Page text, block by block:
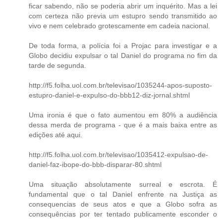
ficar sabendo, não se poderia abrir um inquérito. Mas a lei
com certeza não previa um estupro sendo transmitido ao
vivo e nem celebrado grotescamente em cadeia nacional.
De toda forma, a polícia foi a Projac para investigar e a
Globo decidiu expulsar o tal Daniel do programa no fim da
tarde de segunda.
http://f5.folha.uol.com.br/televisao/1035244-apos-suposto-
estupro-daniel-e-expulso-do-bbb12-diz-jornal.shtml
Uma ironia é que o fato aumentou em 80% a audiência
dessa merda de programa - que é a mais baixa entre as
edições até aqui.
http://f5.folha.uol.com.br/televisao/1035412-expulsao-de-
daniel-faz-ibope-do-bbb-disparar-80.shtml
Uma situação absolutamente surreal e escrota. É
fundamental que o tal Daniel enfrente na Justiça as
consequencias de seus atos e que a Globo sofra as
consequências por ter tentado publicamente esconder o